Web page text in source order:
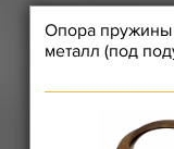
Опора пружины
металл (под